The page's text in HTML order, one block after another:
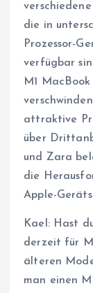
die in
Prozessor-
verfügbar
M1
attraktive
über
und Zara
die
Apple-
Kael: Hast
derzeit für
älteren
man einen